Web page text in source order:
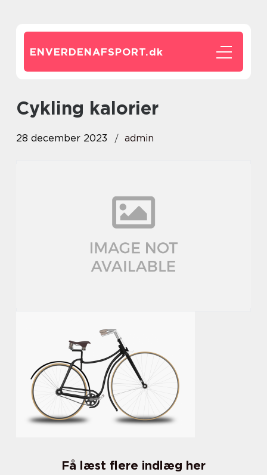
ENVERDENAFSPORT.dk
cykling kalorier
28 december 2023 admin
Få læst flere indlæg her